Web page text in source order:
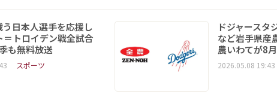
う日本人選手を応援し
トロイデン戦全試合
も無料放送
スポーツ
ドジャースタ
など岩手県
農いわてが8
2026.05.08 19:43